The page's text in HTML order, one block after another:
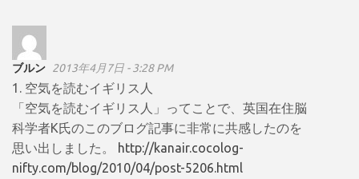
ブルン 2013年4月7日 - 3:28 PM
1. 空気を読むイギリス人
「空気を読むイギリス人」ってことで、英国在住脳
科学者K氏のこのブログ記事に非常に共感したのを
思い出しました。
http://kanair.cocolog-
nifty.com/blog/2010/04/post-5206.html